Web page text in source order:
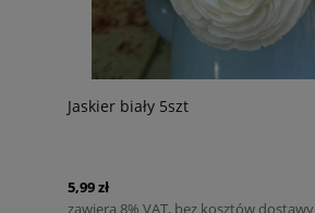
Jaskier biały 5szt
5,99 zł
zawiera 8% VAT, bez kosztów dostawy